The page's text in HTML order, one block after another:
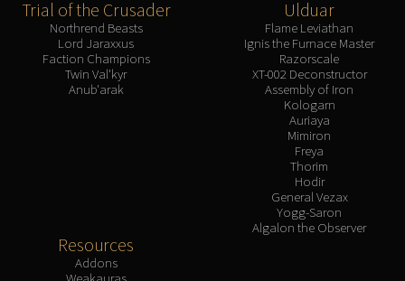
Trial of the Crusader
Northrend Beasts
Lord Jaraxxus
Faction Champions
Twin Val'kyr
Anub'arak
Ulduar
Flame Leviathan
Ignis the Furnace Master
Razorscale
XT-002 Deconstructor
Assembly of Iron
Kologarn
Auriaya
Mimiron
Freya
Thorim
Hodir
General Vezax
Yogg-Saron
Algalon the Observer
Resources
Addons
Weakauras